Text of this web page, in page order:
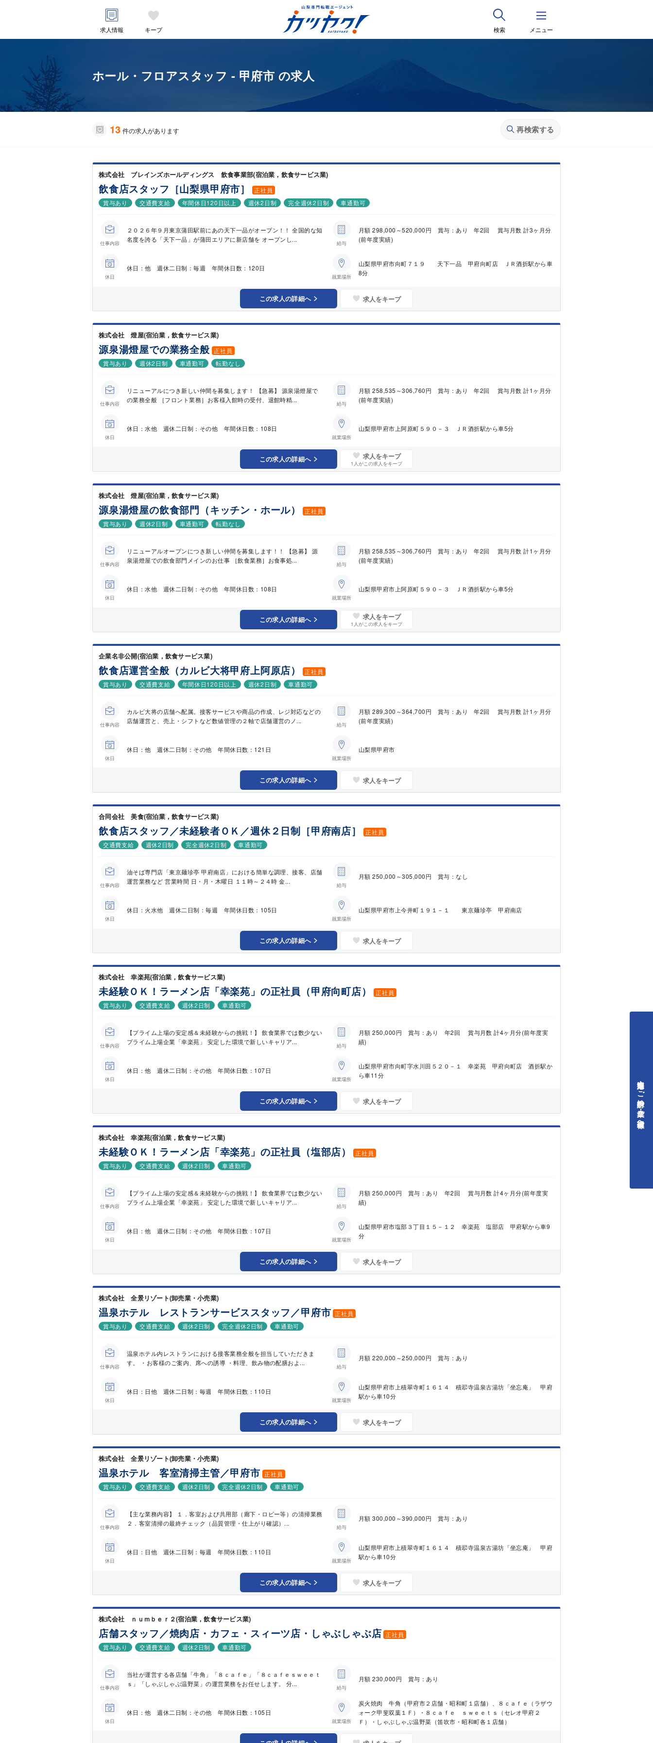
求人情報 キープ 検索 メニュー
ホール・フロアスタッフ - 甲府市 の求人
13 件の求人があります 再検索する
株式会社 ブレインズホールディングス 飲食事業部(宿泊業，飲食サービス業)
飲食店スタッフ［山梨県甲府市］
正社員
賞与あり
交通費支給 年間休日120日以上 週休2日制 完全週休2日制 車通勤可
仕事内容
２０２６年９月東京蒲田駅前にあの天下一品がオープン！！ 全国的な知
名度を誇る「天下一品」が蒲田エリアに新店舗を オープンし...
給与
月額 298,000～520,000円 賞与：あり 年2回 賞与月数 計3ヶ月分
(前年度実績)
休日
休日：他 週休二日制：毎週 年間休日数：120日
就業場所
山梨県甲府市向町７１９ 天下一品 甲府向町店 ＪＲ酒折駅から車
8分
この求人の詳細へ 求人をキープ
株式会社 燈屋(宿泊業，飲食サービス業)
源泉湯燈屋での業務全般 正社員
賞与あり
週休2日制 車通勤可 転勤なし
仕事内容
リニューアルにつき新しい仲間を募集します！ 【急募】 源泉湯燈屋で
の業務全般 ［フロント業務］お客様入館時の受付、退館時精...
給与
月額 258,535～306,760円 賞与：あり 年2回 賞与月数 計1ヶ月分
(前年度実績)
休日
休日：水他 週休二日制：その他 年間休日数：108日
就業場所
山梨県甲府市上阿原町５９０－３ ＪＲ酒折駅から車5分
この求人の詳細へ 求人をキープ
1 人がこの求人をキープ
株式会社 燈屋(宿泊業，飲食サービス業)
源泉湯燈屋の飲食部門（キッチン・ホール）
正社員
賞与あり
週休2日制 車通勤可 転勤なし
仕事内容
リニューアルオープンにつき新しい仲間を募集します！！ 【急募】 源
泉湯燈屋での飲食部門メインのお仕事 ［飲食業務］お食事処...
給与
月額 258,535～306,760円 賞与：あり 年2回 賞与月数 計1ヶ月分
(前年度実績)
休日
休日：水他 週休二日制：その他 年間休日数：108日
就業場所
山梨県甲府市上阿原町５９０－３ ＪＲ酒折駅から車5分
この求人の詳細へ 求人をキープ
1 人がこの求人をキープ
企業名非公開(宿泊業，飲食サービス業)
飲食店運営全般（カルビ大将甲府上阿原店）
正社員
賞与あり
交通費支給 年間休日120日以上 週休2日制 車通勤可
仕事内容
カルビ大将の店舗へ配属。接客サービスや商品の作成、レジ対応などの
店舗運営と、売上・シフトなど数値管理の２軸で店舗運営のノ...
給与
月額 289,300～364,700円 賞与：あり 年2回 賞与月数 計1ヶ月分
(前年度実績)
休日
休日：他 週休二日制：その他 年間休日数：121日
就業場所
山梨県甲府市
この求人の詳細へ 求人をキープ
合同会社 美食(宿泊業，飲食サービス業)
飲食店スタッフ／未経験者ＯＫ／週休２日制［甲府南店］
正社員
交通費支給
週休2日制 完全週休2日制 車通勤可
仕事内容
油そば専門店「東京麺珍亭 甲府南店」における簡単な調理、接客、店舗
運営業務など 営業時間 日・月・木曜日 １１時～２４時 金...
給与
月額 250,000～305,000円 賞与：なし
休日
休日：火水他 週休二日制：毎週 年間休日数：105日
就業場所
山梨県甲府市上今井町１９１－１ 東京麺珍亭 甲府南店
この求人の詳細へ 求人をキープ
株式会社 幸楽苑(宿泊業，飲食サービス業)
未経験ＯＫ！ラーメン店「幸楽苑」の正社員（甲府向町店）
正社員
賞与あり
交通費支給 週休2日制 車通勤可
仕事内容
【プライム上場の安定感＆未経験からの挑戦！】 飲食業界では数少ない
プライム上場企業「幸楽苑」 安定した環境で新しいキャリア...
給与
月額 250,000円 賞与：あり 年2回 賞与月数 計4ヶ月分(前年度実
績)
休日
休日：他 週休二日制：その他 年間休日数：107日
就業場所
山梨県甲府市向町字水川田５２０－１ 幸楽苑 甲府向町店 酒折駅か
ら車11分
この求人の詳細へ 求人をキープ
株式会社 幸楽苑(宿泊業，飲食サービス業)
未経験ＯＫ！ラーメン店「幸楽苑」の正社員（塩部店）
正社員
賞与あり
交通費支給 週休2日制 車通勤可
仕事内容
【プライム上場の安定感＆未経験からの挑戦！】 飲食業界では数少ない
プライム上場企業「幸楽苑」 安定した環境で新しいキャリア...
給与
月額 250,000円 賞与：あり 年2回 賞与月数 計4ヶ月分(前年度実
績)
休日
休日：他 週休二日制：その他 年間休日数：107日
就業場所
山梨県甲府市塩部３丁目１５－１２ 幸楽苑 塩部店 甲府駅から車9
分
この求人の詳細へ 求人をキープ
株式会社 全景リゾート(卸売業・小売業)
温泉ホテル レストランサービススタッフ／甲府市 正社員
賞与あり
交通費支給 週休2日制 完全週休2日制 車通勤可
仕事内容
温泉ホテル内レストランにおける接客業務全般を担当していただきま
す。 ・お客様のご案内、席への誘導 ・料理、飲み物の配膳およ...
給与
月額 220,000～250,000円 賞与：あり
休日
休日：日他 週休二日制：毎週 年間休日数：110日
就業場所
山梨県甲府市上積翠寺町１６１４ 積翆寺温泉古湯坊「坐忘庵」 甲府
駅から車10分
この求人の詳細へ 求人をキープ
株式会社 全景リゾート(卸売業・小売業)
温泉ホテル 客室清掃主管／甲府市 正社員
賞与あり
交通費支給 週休2日制 完全週休2日制 車通勤可
仕事内容
【主な業務内容】 １．客室および共用部（廊下・ロビー等）の清掃業務
２．客室清掃の最終チェック（品質管理・仕上がり確認）...
給与
月額 300,000～390,000円 賞与：あり
休日
休日：日他 週休二日制：毎週 年間休日数：110日
就業場所
山梨県甲府市上積翠寺町１６１４ 積翆寺温泉古湯坊「坐忘庵」 甲府
駅から車10分
この求人の詳細へ 求人をキープ
株式会社 ｎｕｍｂｅｒ２(宿泊業，飲食サービス業)
店舗スタッフ／焼肉店・カフェ・スィーツ店・しゃぶしゃぶ店 正社員
賞与あり
交通費支給 週休2日制 車通勤可
仕事内容
当社が運営する各店舗「牛角」「８ｃａｆｅ」「８ｃａｆｅｓｗｅｅｔ
ｓ」「しゃぶしゃぶ温野菜」の運営業務をお任せします。 分...
給与
月額 230,000円 賞与：あり
休日
休日：他 週休二日制：その他 年間休日数：105日
就業場所
炭火焼肉 牛角（甲府市２店舗・昭和町１店舗）、８ｃａｆｅ（ラザウ
ォーク甲斐双葉１Ｆ）・８ｃａｆｅ ｓｗｅｅｔｓ（セレオ甲府２
Ｆ）・しゃぶしゃぶ温野菜（笛吹市・昭和町各１店舗）
中途採用をご検討中の企業・ご担当者様へ